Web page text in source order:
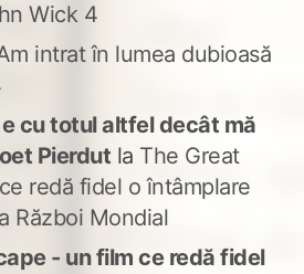
Wick 4
intrat în lumea dubioasă
cu totul altfel decât mă
Pierdut la The Great
redă fidel o întâmplare
Război Mondial
- un film ce redă fidel